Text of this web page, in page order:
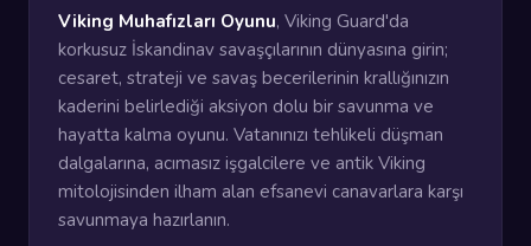
Viking Muhafızları Oyunu, Viking Guard'da
korkusuz İskandinav savaşçılarının dünyasına girin;
cesaret, strateji ve savaş becerilerinin krallığınızın
kaderini belirlediği aksiyon dolu bir savunma ve
hayatta kalma oyunu. Vatanınızı tehlikeli düşman
dalgalarına, acımasız işgalcilere ve antik Viking
mitolojisinden ilham alan efsanevi canavarlara karşı
savunmaya hazırlanın.